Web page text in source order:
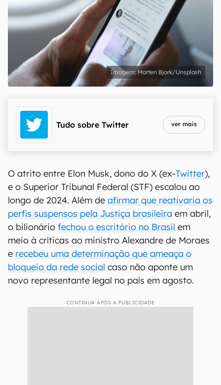
Marten Bjork/Unsplash
Tudo sobre Twitter ver mais
O atrito entre Elon Musk, dono do X (ex-Twitter),
e o Superior Tribunal Federal (STF) escalou ao
longo de 2024. Além de afirmar que reativaria os
perfis suspensos pela Justiça brasileira em abril,
o bilionário fechou o escritório no Brasil em
meio à críticas ao ministro Alexandre de Moraes
e recebeu uma determinação que ameaça o
bloqueio da rede social caso não aponte um
novo representante legal no país em agosto.
CONTINUA APÓS A PUBLICIDADE